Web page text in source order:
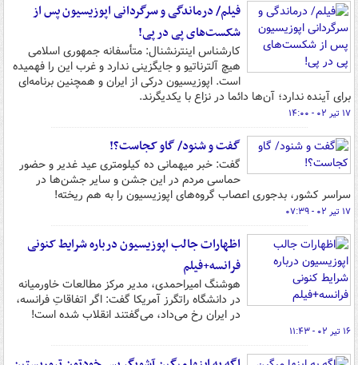
فیلم/ درماندگی و سرگردانی اپوزیسیون پس از
شکست‌های پی‌ در پی!
کارشناس اینترنشنال: متأسفانه جمهوری اسلامی
هیچ آلترناتیو و جایگزینی ندارد و غرب این را فهمیده
است. اپوزیسیون درکی از ایران و همچنین برنامه‌ای
برای آینده ندارد؛ آن‌ها دائما در نزاع با یکدیگرند.
۱۷ تیر ۰۲ - ۱۴:۰۰
گفت و شنود/ گاو کجاست؟!
گفت: خبر میهمانی ده کیلومتری عید غدیر و حضور
حماسی مردم در این جشن و سایر جشن‌ها در
سراسر کشور، بدجوری اعصاب گروه‌های اپوزیسیون را به هم ریخته!
۱۷ تیر ۰۲ - ۰۷:۳۹
اظهارات جالب اپوزیسیون درباره شرایط کنونی
فرانسه+فیلم
هوشنگ امیراحمدی، مدیر مرکز مطالعات خاورمیانه
در دانشگاه راتگرز آمریکا گفت: اگر اتفاقاتِ فرانسه،
در ایران رخ می‌داد، می‌گفتند انقلاب شده است!
۱۶ تیر ۰۲ - ۱۱:۴۳